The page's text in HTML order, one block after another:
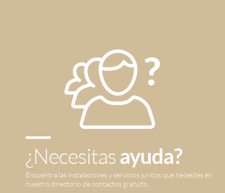
¿Necesitasayuda?
Encuentra las instalaciones y servicios jurícos que necesites en
nuestro directorio de contactos gratuito.